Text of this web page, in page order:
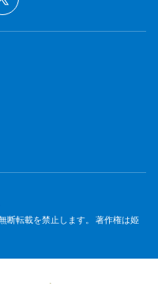
断転載を禁止します。 著作権は姫